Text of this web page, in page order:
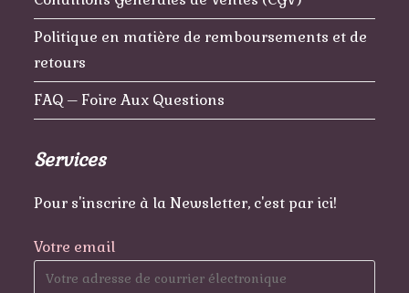
Politique en matière de remboursements et de
retours
FAQ – Foire Aux Questions
Services
Pour s'inscrire à la Newsletter, c'est par ici!
Votre email